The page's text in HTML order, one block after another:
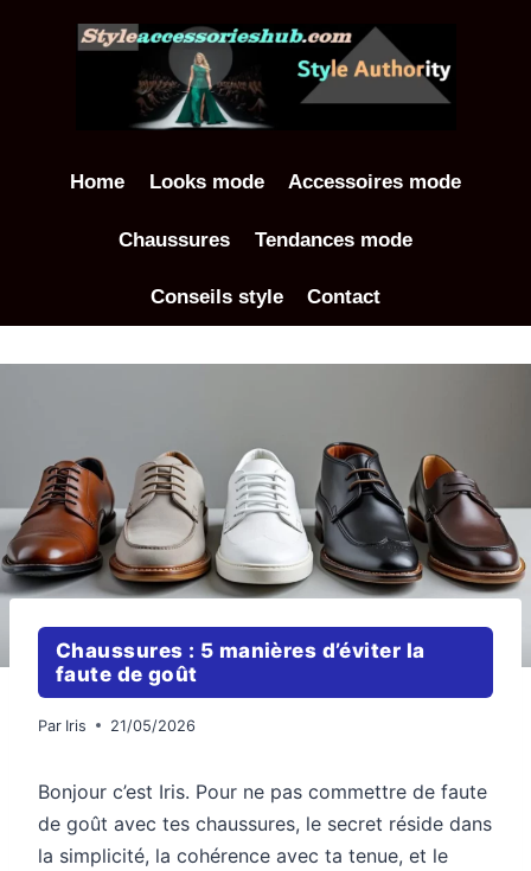
Home Looks mode Accessoires mode
Chaussures Tendances mode
Conseils style Contact
Chaussures : 5 manières d’éviter la
faute de goût
Par Iris 21/05/2026
Bonjour c’est Iris. Pour ne pas commettre de faute
de goût avec tes chaussures, le secret réside dans
la simplicité, la cohérence avec ta tenue, et le